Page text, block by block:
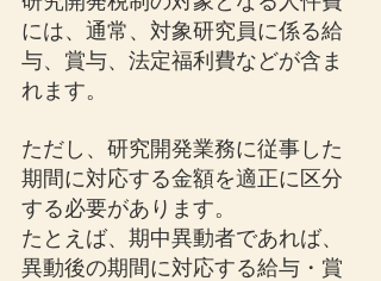
には、通常、対象研究員に係る給
与、賞与、法定福利費などが含ま
れます。
ただし、研究開発業務に従事した
期間に対応する金額を適正に区分
する必要があります。
たとえば、期中異動者であれば、
異動後の期間に対応する給与・賞